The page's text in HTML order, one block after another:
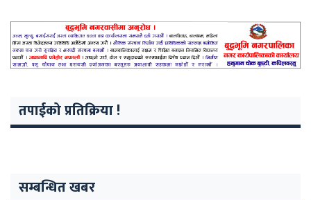
तपाईको प्रतिक्रिया !
सम्बन्धित खबर